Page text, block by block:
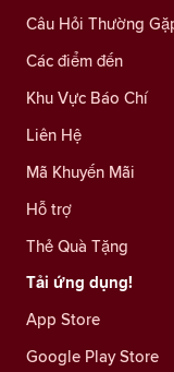
Câu Hỏi Thường
Các điểm đến
Khu Vực Báo Chí
Liên Hệ
Mã Khuyến Mãi
Hỗ trợ
Thẻ Quà Tặng
Tải ứng dụng!
App Store
Google Play Store